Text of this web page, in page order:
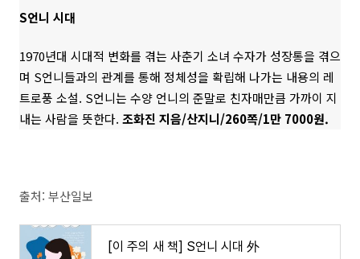
S언니 시대
1970년대 시대적 변화를 겪는 사춘기 소녀 수자가 성장통을 겪으
며 S언니들과의 관계를 통해 정체성을 확립해 나가는 내용의 레
트로풍 소설. S언니는 수양 언니의 준말로 친자매만큼 가까이 지
내는 사람을 뜻한다. 조화진 지음/산지니/260쪽/1만 7000원.
출처: 부산일보
[이 주의 새 책] S언니 시대 外